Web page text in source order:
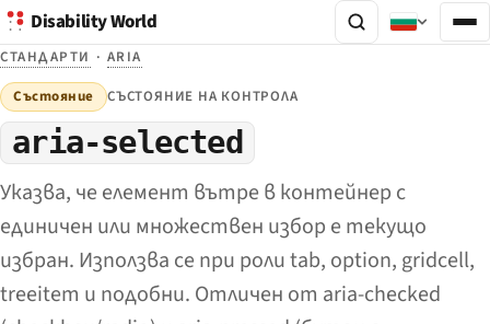
Disability World
СТАНДАРТИ · ARIA
Състояние СЪСТОЯНИЕ НА КОНТРОЛА
aria-selected
Указва, че елемент вътре в контейнер с
единичен или множествен избор е текущо
избран. Използва се при роли tab, option, gridcell,
treeitem и подобни. Отличен от aria-checked